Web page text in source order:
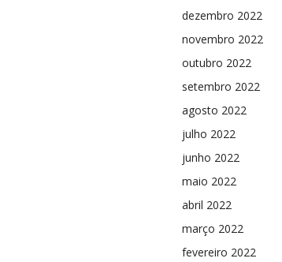
dezembro 2022
novembro 2022
outubro 2022
setembro 2022
agosto 2022
julho 2022
junho 2022
maio 2022
abril 2022
março 2022
fevereiro 2022